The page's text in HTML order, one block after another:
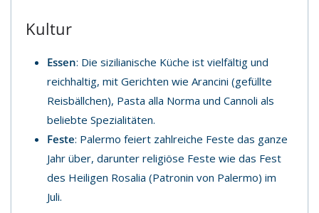
Kultur
Essen: Die sizilianische Küche ist vielfältig und
reichhaltig, mit Gerichten wie Arancini (gefüllte
Reisbällchen), Pasta alla Norma und Cannoli als
beliebte Spezialitäten.
Feste: Palermo feiert zahlreiche Feste das ganze
Jahr über, darunter religiöse Feste wie das Fest
des Heiligen Rosalia (Patronin von Palermo) im
Juli.